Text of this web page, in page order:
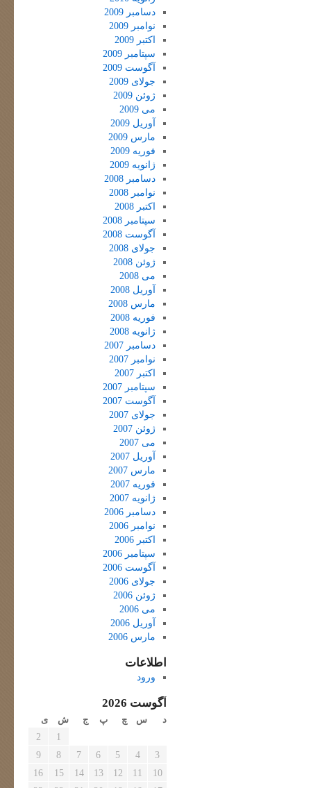
دسامبر 2009
نوامبر 2009
اکتبر 2009
سپتامبر 2009
آگوست 2009
جولای 2009
ژوئن 2009
می 2009
آوریل 2009
مارس 2009
فوریه 2009
ژانویه 2009
دسامبر 2008
نوامبر 2008
اکتبر 2008
سپتامبر 2008
آگوست 2008
جولای 2008
ژوئن 2008
می 2008
آوریل 2008
مارس 2008
فوریه 2008
ژانویه 2008
دسامبر 2007
نوامبر 2007
اکتبر 2007
سپتامبر 2007
آگوست 2007
جولای 2007
ژوئن 2007
می 2007
آوریل 2007
مارس 2007
فوریه 2007
ژانویه 2007
دسامبر 2006
نوامبر 2006
اکتبر 2006
سپتامبر 2006
آگوست 2006
جولای 2006
ژوئن 2006
می 2006
آوریل 2006
مارس 2006
اطلاعات
ورود
آگوست 2026
د س چ پ ج ش ی
1
2
3
4
5
6
7
8
9
10
11
12
13
14
15
16